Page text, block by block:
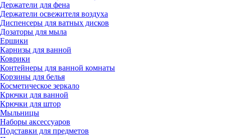
Держатели для фена
Держатели освежителя воздуха
Диспенсеры для ватных дисков
Дозаторы для мыла
Ершики
Карнизы для ванной
Коврики
Контейнеры для ванной комнаты
Корзины для белья
Косметическое зеркало
Крючки для ванной
Крючки для штор
Мыльницы
Наборы аксессуаров
Подставки для предметов